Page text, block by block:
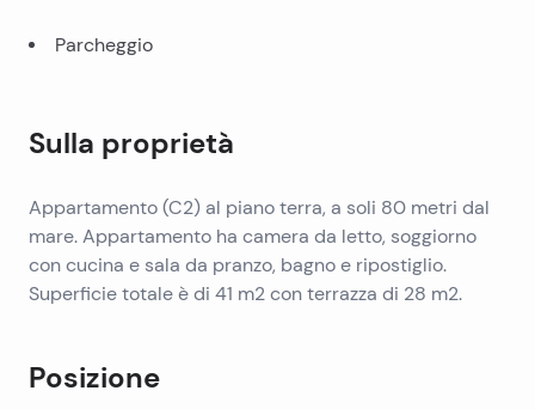
Parcheggio
Sulla proprietà
Appartamento (C2) al piano terra, a soli 80 metri dal
mare. Appartamento ha camera da letto, soggiorno
con cucina e sala da pranzo, bagno e ripostiglio.
Superficie totale è di 41 m2 con terrazza di 28 m2.
Posizione